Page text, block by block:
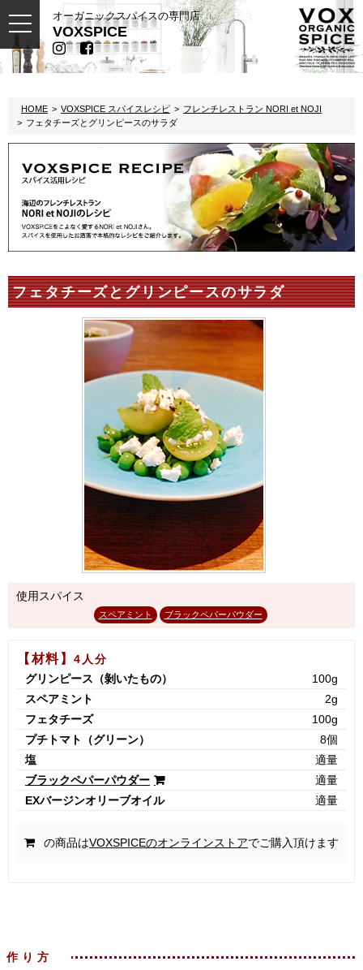
オーガニックスパイスの専門店
VOXSPICE
toggle
navigation
HOME VOXSPICE スパイスレシピ
フレンチレストラン NORI et NOJI
フェタチーズとグリンピースのサラダ
フェタチーズとグリンピースのサラダ
使用スパイス
スペアミント ブラックペパーパウダー
【材料】4人分
グリンピース（剝いたもの）
100g
スペアミント
2g
フェタチーズ
100g
プチトマト（グリーン）
8個
塩
適量
ブラックペパーパウダー
適量
EXバージンオリーブオイル
適量
の商品はVOXSPICEのオンラインストアでご購入頂けます
作り方